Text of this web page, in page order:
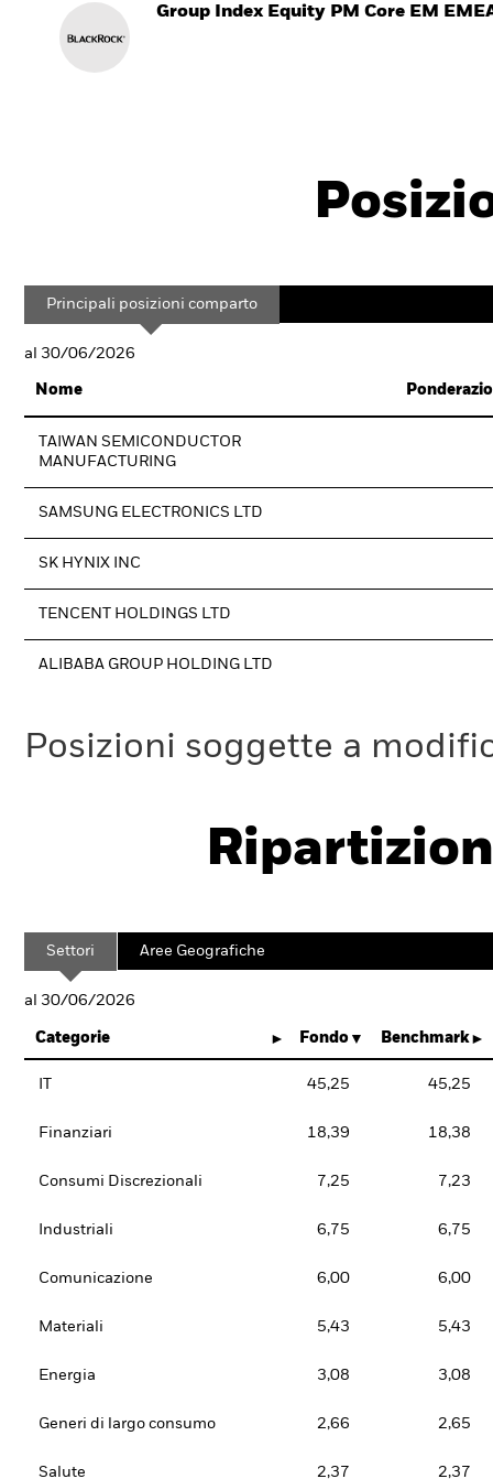
Group Index Equity PM Core EM
Principali posizioni comparto
al 30/06/2026
Nome
TAIWAN SEMICONDUCTOR
MANUFACTURING
SAMSUNG ELECTRONICS LTD
SK HYNIX INC
TENCENT HOLDINGS LTD
ALIBABA GROUP HOLDING LTD
Posizioni soggette a
Settori Aree Geografiche
al 30/06/2026
Categorie Fondo Benchmark
45,25 45,25
Finanziari 18,39 18,38
Consumi Discrezionali 7,25 7,23
Industriali 6,75 6,75
Comunicazione 6,00 6,00
Materiali 5,43 5,43
Energia 3,08 3,08
Generi di largo consumo 2,66 2,65
Salute 2,37 2,37